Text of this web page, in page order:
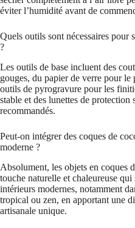
éviter l’humidité avant de
Quels outils sont nécessaires pour
?
Les outils de base incluent des
gouges, du papier de verre pour le
outils de pyrogravure pour les
stable et des lunettes de protection
recommandés.
Peut-on intégrer des coques de
moderne ?
Absolument, les objets en coques
touche naturelle et chaleureuse
intérieurs modernes, notamment
tropical ou zen, en apportant une
artisanale unique.